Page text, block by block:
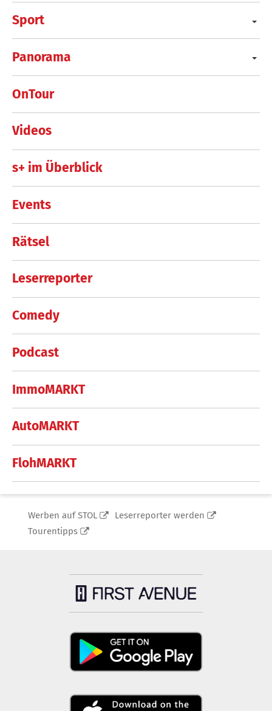
Sport
Panorama
OnTour
Videos
s+ im Überblick
Events
Rätsel
Leserreporter
Comedy
Podcast
ImmoMARKT
AutoMARKT
FlohMARKT
Werben auf STOL
Leserreporter werden
Tourentipps